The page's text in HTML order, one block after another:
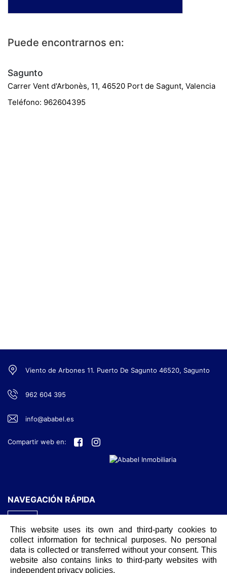
This website uses its own and third-party cookies to
collect information for technical purposes. No personal
data is collected or transferred without your consent. This
website also contains links to third-party websites with
independent privacy policies.
Puede encontrarnos en:
Sagunto
Carrer Vent d'Arbonès, 11, 46520 Port de Sagunt, Valencia
Teléfono: 962604395
Viento de Arbones 11. Puerto De Sagunto 46520, Sagunto
962 604 395
info@ababel.es
Compartir web en:
NAVEGACIÓN RÁPIDA
CONTACTO
AVISO LEGAL